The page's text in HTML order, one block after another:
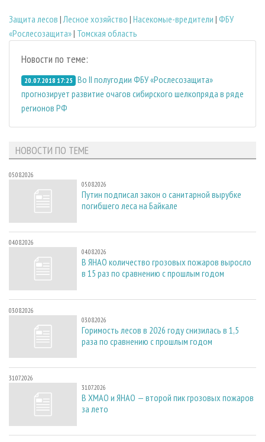
Защита лесов |Лесное хозяйство | Насекомые-вредители | ФБУ
«Рослесозащита»| Томская область
Новости по теме:
20.07.2018 17:25 Во II полугодии ФБУ «Рослесозащита»
прогнозирует развитие очагов сибирского шелкопряда в ряде
регионов РФ
НОВОСТИ ПО ТЕМЕ
05.08.2026
05.08.2026
Путин подписал закон о санитарной вырубке
погибшего леса на Байкале
04.08.2026
04.08.2026
В ЯНАО количество грозовых пожаров выросло
в 15 раз по сравнению с прошлым годом
03.08.2026
03.08.2026
Горимость лесов в 2026 году снизилась в 1,5
раза по сравнению с прошлым годом
31.07.2026
31.07.2026
В ХМАО и ЯНАО — второй пик грозовых пожаров
за лето